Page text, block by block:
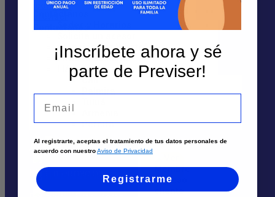
Atención por WhatsApp
Envía tu solicitud
Llámanos
Cali
Palmira
Pereira
Ingreso
cliente
Atención por Whatsapp
Nosotros
Quiénes Somos
Trabaja aquí
Ayuda
Más Información
¡Inscríbete ahora y sé
parte de Previser!
Al registrarte, aceptas el tratamiento de tus datos personales de
acuerdo con nuestroAviso de Privacidad
Registrarme